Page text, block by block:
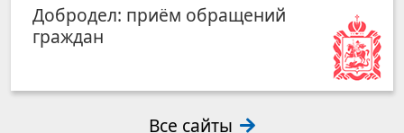
Добродел: приём обращений
граждан
Все сайты